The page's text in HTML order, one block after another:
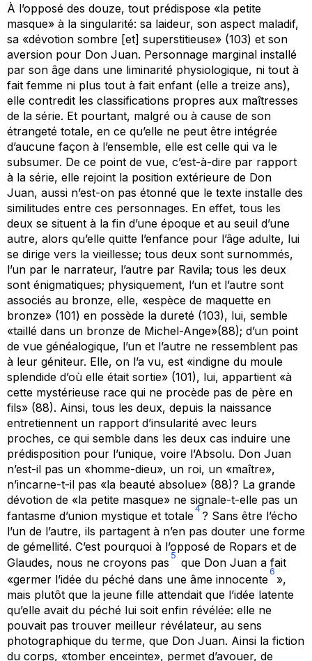
À l’opposé des douze, tout prédispose «la petite
masque» à la singularité: sa laideur, son aspect maladif,
sa «dévotion sombre [et] superstitieuse» (103) et son
aversion pour Don Juan. Personnage marginal installé
par son âge dans une liminarité physiologique, ni tout à
fait femme ni plus tout à fait enfant (elle a treize ans),
elle contredit les classifications propres aux maîtresses
de la série. Et pourtant, malgré ou à cause de son
étrangeté totale, en ce qu’elle ne peut être intégrée
d’aucune façon à l’ensemble, elle est celle qui va le
subsumer. De ce point de vue, c’est-à-dire par rapport
à la série, elle rejoint la position extérieure de Don
Juan, aussi n’est-on pas étonné que le texte installe des
similitudes entre ces personnages. En effet, tous les
deux se situent à la fin d’une époque et au seuil d’une
autre, alors qu’elle quitte l’enfance pour l’âge adulte, lui
se dirige vers la vieillesse; tous deux sont surnommés,
l’un par le narrateur, l’autre par Ravila; tous les deux
sont énigmatiques; physiquement, l’un et l’autre sont
associés au bronze, elle, «espèce de maquette en
bronze» (101) en possède la dureté (103), lui, semble
«taillé dans un bronze de Michel-Ange»(88); d’un point
de vue généalogique, l’un et l’autre ne ressemblent pas
à leur géniteur. Elle, on l’a vu, est «indigne du moule
splendide d’où elle était sortie» (101), lui, appartient «à
cette mystérieuse race qui ne procède pas de père en
fils» (88). Ainsi, tous les deux, depuis la naissance
entretiennent un rapport d’insularité avec leurs
proches, ce qui semble dans les deux cas induire une
prédisposition pour l’unique, voire l’Absolu. Don Juan
n’est-il pas un «homme-dieu», un roi, un «maître»,
n’incarne-t-il pas «la beauté absolue» (88)? La grande
dévotion de «la petite masque» ne signale-t-elle pas un
fantasme d’union mystique et totale
4
? Sans être l’écho
l’un de l’autre, ils partagent à n’en pas douter une forme
de gémellité. C’est pourquoi à l’opposé de Ropars et de
Glaudes, nous ne croyons pas
5
que Don Juan a fait
«germer l’idée du péché dans une âme innocente
6
»,
mais plutôt que la jeune fille attendait que l’idée latente
qu’elle avait du péché lui soit enfin révélée: elle ne
pouvait pas trouver meilleur révélateur, au sens
photographique du terme, que Don Juan. Ainsi la fiction
du corps, «tomber enceinte», permet d’avouer, de